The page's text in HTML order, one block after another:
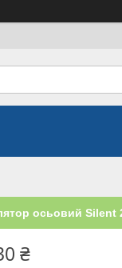
осьовий Silent
₴